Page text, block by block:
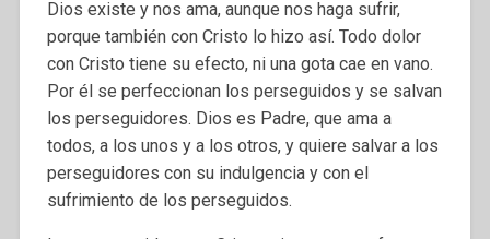
Dios existe y nos ama, aunque nos haga sufrir,
porque también con Cristo lo hizo así. Todo dolor
con Cristo tiene su efecto, ni una gota cae en vano.
Por él se perfeccionan los perseguidos y se salvan
los perseguidores. Dios es Padre, que ama a
todos, a los unos y a los otros, y quiere salvar a los
perseguidores con su indulgencia y con el
sufrimiento de los perseguidos.